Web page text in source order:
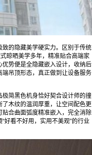
的隐藏美学硬实力。区别于传统
晾晒美学多年，精准贴合高端家
势便是全隐藏嵌入设计，收纳后
吊顶形态，真正做到让设备服务
简黑色机身恰好契合设计师的撞
木纹的温润厚重，让空间配色更
合曲面弧度精准嵌入，完全消除
好看不好用，实用不美观”的行业